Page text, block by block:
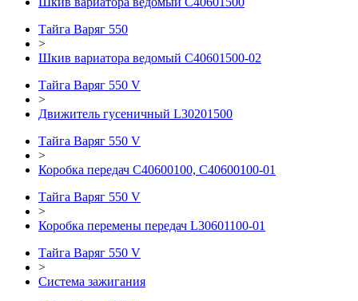
Тайга Варяг 550
>
Шкив вариатора ведомый C40601500-02
Тайга Варяг 550 V
>
Движитель гусеничный L30201500
Тайга Варяг 550 V
>
Коробка передач C40600100, C40600100-01
Тайга Варяг 550 V
>
Коробка перемены передач L30601100-01
Тайга Варяг 550 V
>
Система зажигания